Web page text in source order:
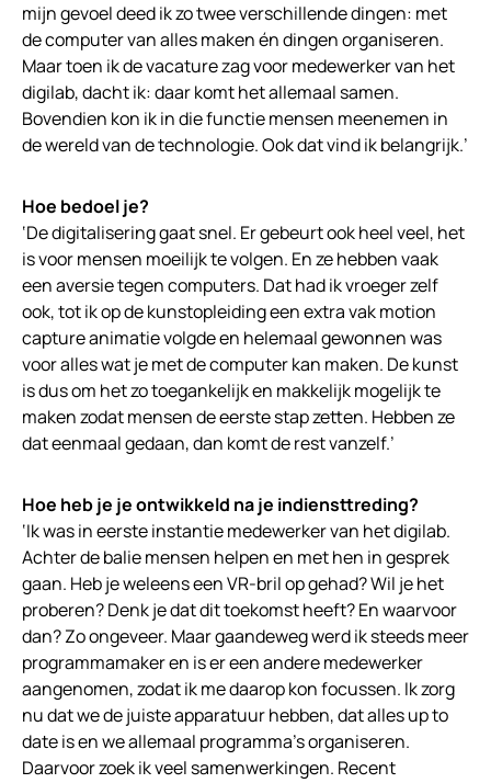
mijn gevoel deed ik zo twee verschillende dingen: met
de computer van alles maken én dingen organiseren.
Maar toen ik de vacature zag voor medewerker van het
digilab, dacht ik: daar komt het allemaal samen.
Bovendien kon ik in die functie mensen meenemen in
de wereld van de technologie. Ook dat vind ik belangrijk.’
Hoe bedoel je?
‘De digitalisering gaat snel. Er gebeurt ook heel veel, het
is voor mensen moeilijk te volgen. En ze hebben vaak
een aversie tegen computers. Dat had ik vroeger zelf
ook, tot ik op de kunstopleiding een extra vak motion
capture animatie volgde en helemaal gewonnen was
voor alles wat je met de computer kan maken. De kunst
is dus om het zo toegankelijk en makkelijk mogelijk te
maken zodat mensen de eerste stap zetten. Hebben ze
dat eenmaal gedaan, dan komt de rest vanzelf.’
Hoe heb je je ontwikkeld na je indiensttreding?
‘Ik was in eerste instantie medewerker van het digilab.
Achter de balie mensen helpen en met hen in gesprek
gaan. Heb je weleens een VR-bril op gehad? Wil je het
proberen? Denk je dat dit toekomst heeft? En waarvoor
dan? Zo ongeveer. Maar gaandeweg werd ik steeds meer
programmamaker en is er een andere medewerker
aangenomen, zodat ik me daarop kon focussen. Ik zorg
nu dat we de juiste apparatuur hebben, dat alles up to
date is en we allemaal programma’s organiseren.
Daarvoor zoek ik veel samenwerkingen. Recent